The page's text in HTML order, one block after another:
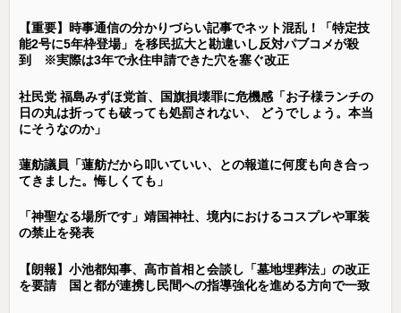
【重要】時事通信の分かりづらい記事でネット混乱！「特定技
能2号に5年枠登場」を移民拡大と勘違いし反対パブコメが殺
到 ※実際は3年で永住申請できた穴を塞ぐ改正
社民党 福島みずほ党首、国旗損壊罪に危機感「お子様ランチの
日の丸は折っても破っても処罰されない、 どうでしょう。本当
にそうなのか」
蓮舫議員「蓮舫だから叩いていい、との報道に何度も向き合っ
てきました。悔しくても」
「神聖なる場所です」靖国神社、境内におけるコスプレや軍装
の禁止を発表
【朗報】小池都知事、高市首相と会談し「墓地埋葬法」の改正
を要請 国と都が連携し民間への指導強化を進める方向で一致